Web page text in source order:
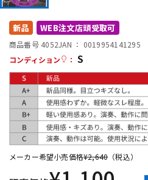
配信/ライブ機器
中古
新品 WEB注文店頭受取可
商品番号 4052JAN ： 0019954141295
コンディション
： S
メーカー希望小売価格¥2,640 （税込）